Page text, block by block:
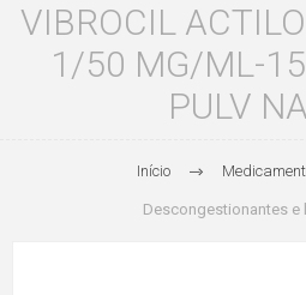
VIBROCIL
1/50 MG/ML-
PULV
Início
Descongestionantes e